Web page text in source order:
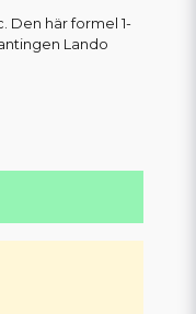
Den här formel 1-
Lando